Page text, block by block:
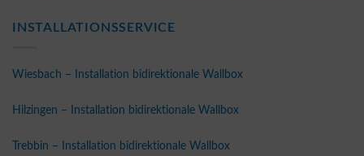
INSTALLATIONSSERVICE
Wiesbach – Installation bidirektionale Wallbox
Hilzingen – Installation bidirektionale Wallbox
Trebbin – Installation bidirektionale Wallbox